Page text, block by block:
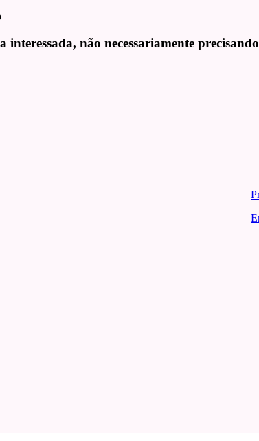
não necessariamente